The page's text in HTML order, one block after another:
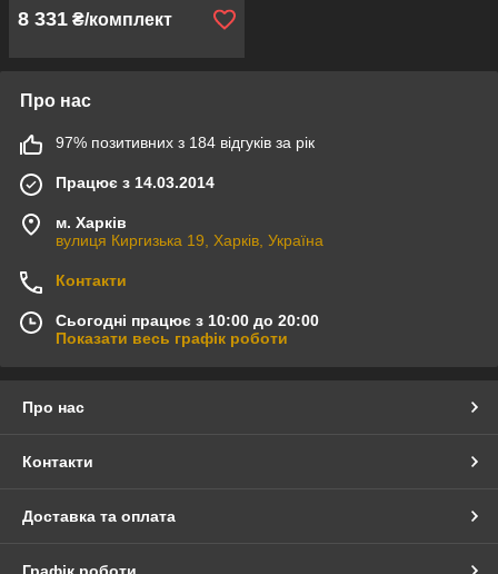
8 331 ₴/комплект
Про нас
97% позитивних з 184 відгуків за рік
Працює з 14.03.2014
м. Харків
вулиця Киргизька 19, Харків, Україна
Контакти
Сьогодні працює з 10:00 до 20:00
Показати весь графік роботи
Про нас
Контакти
Доставка та оплата